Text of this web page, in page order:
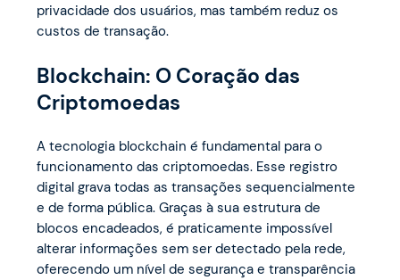
privacidade dos usuários, mas também reduz os
custos de transação.
Blockchain: O Coração das
Criptomoedas
A tecnologia blockchain é fundamental para o
funcionamento das criptomoedas. Esse registro
digital grava todas as transações sequencialmente
e de forma pública. Graças à sua estrutura de
blocos encadeados, é praticamente impossível
alterar informações sem ser detectado pela rede,
oferecendo um nível de segurança e transparência